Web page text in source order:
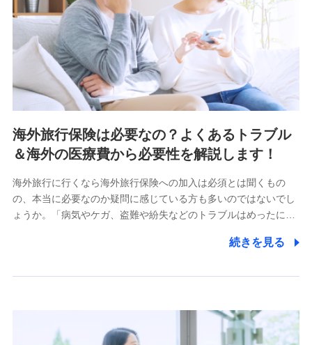
海外旅行保険は必要なの？よくあるトラブル
＆海外の医療費から必要性を解説します！
海外旅行に行くなら海外旅行保険への加入は必須とは聞くもの
の、本当に必要なのか疑問に感じている方も多いのではないでし
ょうか。「病気やケガ、盗難や紛失などのトラブルはめったに…
続きを見る